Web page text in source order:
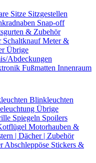
Sitze Sitzgestellen
Snap-off
& Zubehör
SchaltknaufMeter &
Übrige
Abdeckungen
Fußmatten Innenraum
Blinkleuchten
Übrige
Spiegeln Spoilers
Motorhauben &
| Dächer | Zubehör
Abschleppöse Stickers &